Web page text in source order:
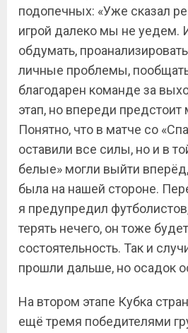
подопечных: «Уже сказал
игрой далеко мы не уедем.
обдумать,
личные проблемы,
благодарен команде за
этап, но впереди предстоит
Понятно, что в матче со
оставили все силы, но и в
белые» могли выйти
была на нашей стороне.
я предупредил
терять нечего, он тоже
состоятельность. Так и
прошли дальше, но осадок
На втором этапе Кубка
ещё тремя победителями